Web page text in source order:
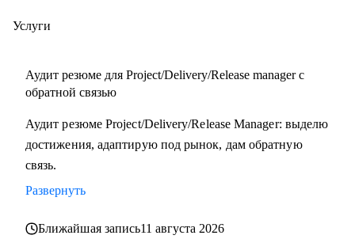
• Переход в управление из разработки / аналитики /
Кому могу помочь:
усилить резюме, поднять отклики и двигаться к более
сильным компаниям.
• Системным и продуктовым аналитикам, разработчикам и
тестировщикам, которые планируют переход в управление
• Тимлидам и начинающим менеджерам, которым нужен
Услуги
Аудит резюме для Project/Delivery/Release manager с
обратной связью
Аудит резюме Project/Delivery/Release Manager: выделю
достижения, адаптирую под рынок, дам обратную
связь.
Развернуть
Ближайшая запись11 августа 2026